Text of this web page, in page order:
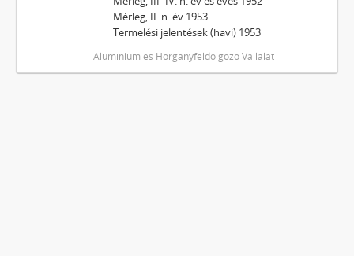
Mérleg, II. n. év 1953
Termelési jelentések (havi) 1953
Alumínium és Horganyfeldolgozó Vállalat